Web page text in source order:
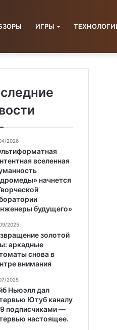
ИГРЫ
2026
вселенная
начнется
будущего»
2025
золотой
аркадные
снова в
внимания
2025
Ньюэлл дал
Ютуб каналу
подписчиками —
настоящее.